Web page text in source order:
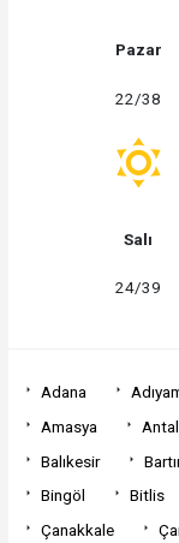
Pazar
22/38
Salı
24/39
Adana
Amasya
Balıkesir
Bingöl
Bitlis
Çanakkale